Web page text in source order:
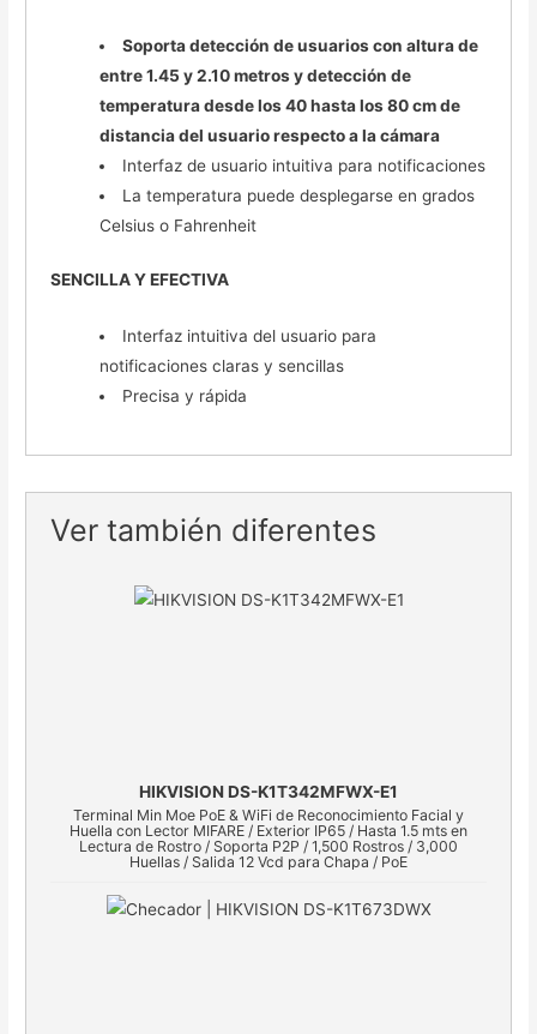
Soporta detección de usuarios con altura de
entre 1.45 y 2.10 metros y detección de
temperatura desde los 40 hasta los 80 cm de
distancia del usuario respecto a la cámara
Interfaz de usuario intuitiva para notificaciones
La temperatura puede desplegarse en grados
Celsius o Fahrenheit
SENCILLA Y EFECTIVA
Interfaz intuitiva del usuario para
notificaciones claras y sencillas
Precisa y rápida
Ver también diferentes
HIKVISION DS-K1T342MFWX-E1
Terminal Min Moe PoE & WiFi de Reconocimiento Facial y
Huella con Lector MIFARE / Exterior IP65 / Hasta 1.5 mts en
Lectura de Rostro / Soporta P2P / 1,500 Rostros / 3,000
Huellas / Salida 12 Vcd para Chapa / PoE